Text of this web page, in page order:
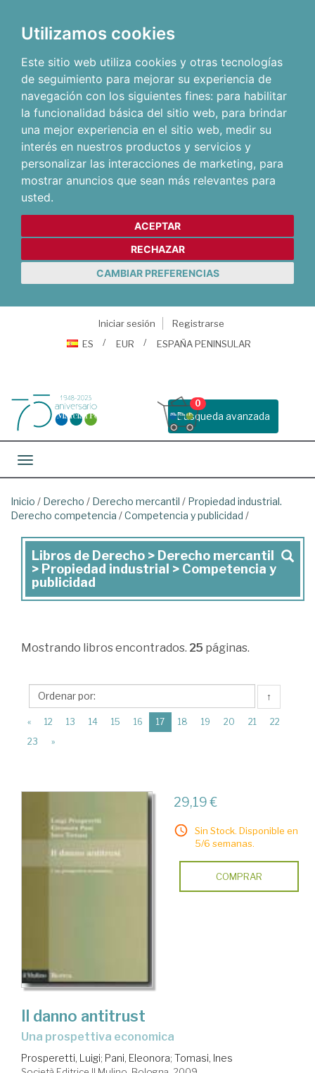
Utilizamos cookies
Este sitio web utiliza cookies y otras tecnologías
de seguimiento para mejorar su experiencia de
navegación con los siguientes fines: para habilitar
la funcionalidad básica del sitio web, para brindar
una mejor experiencia en el sitio web, medir su
interés en nuestros productos y servicios y
personalizar las interacciones de marketing, para
mostrar anuncios que sean más relevantes para
usted.
ACEPTAR
RECHAZAR
CAMBIAR PREFERENCIAS
Iniciar sesión
Registrarse
ES
EUR ESPAÑA PENINSULAR
Busqueda avanzada
0
Toggle navigation
Inicio / Derecho / Derecho mercantil / Propiedad industrial.
Derecho competencia /Competencia y publicidad /
Libros
de
Derecho
Derecho
>
Propiedad
industrial
publicidad
Libros de Derecho > Derecho mercantil
> Propiedad industrial > Competencia y
publicidad
Mostrando libros encontrados. 25 páginas.
↑
« 12 13 14 15 16 17(current)
18 19 20 21
22
23
»
29,19 €
Sin Stock. Disponible en
5/6 semanas.
COMPRAR
Il danno antitrust
una prospettiva economica
Prosperetti, Luigi; Pani, Eleonora; Tomasi, Ines